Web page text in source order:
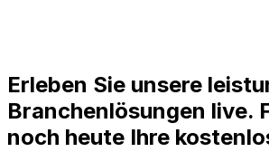
Erleben Sie unsere
Branchenlösungen live.
noch heute Ihre